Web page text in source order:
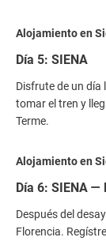
Alojamiento en
Día 5: SIENA
Disfrute de un día
tomar el tren y
Terme.
Alojamiento en
Día 6: SIENA —
Después del
Florencia.